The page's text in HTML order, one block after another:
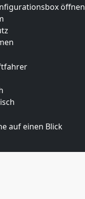
öffnen
auf einen Blick